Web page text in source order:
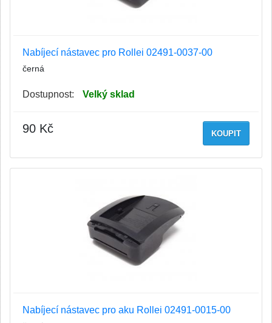
Nabíjecí nástavec pro Rollei 02491-0037-00
černá
Dostupnost: Velký sklad
KOUPIT
90 Kč
Nabíjecí nástavec pro aku Rollei 02491-0015-00